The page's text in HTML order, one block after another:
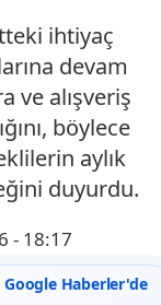
ihtiyaç
devam
ve alışveriş
böylece
aylık
duyurdu.
- 18:17
Haberler'de